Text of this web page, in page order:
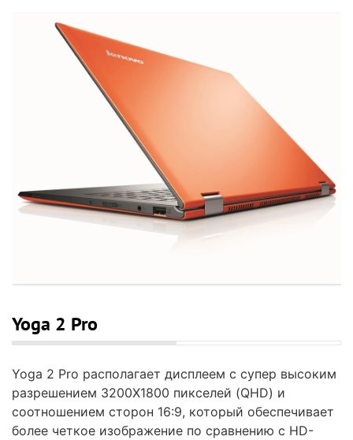
Yoga 2 Pro
Yoga 2 Pro располагает дисплеем с супер высоким
разрешением 3200X1800 пикселей (QHD) и
соотношением сторон 16:9, который обеспечивает
более четкое изображение по сравнению с HD-